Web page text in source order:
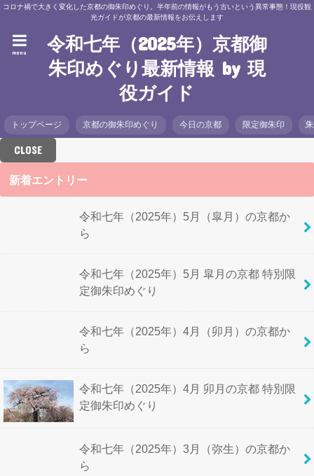
コロナ禍で大きく変化した京都の御朱印めぐり。半年前の情報がもう古いという異常事態！現役観
光ガイドが京都の最新情報をお伝えします
令和七年（2025年）京都御
朱印めぐり最新情報 by 現
役ガイド
menu
トップページ 京都の御朱印めぐり 今日の京都 限定御朱印
CLOSE
新着エントリー
令和七年（2025年）5月（皐月）の京都か
ら
令和七年（2025年）5月 皐月の京都 特別限
定御朱印めぐり
令和七年（2025年）4月（卯月）の京都か
ら
令和七年（2025年）4月 卯月の京都 特別限
定御朱印めぐり
令和七年（2025年）3月（弥生）の京都か
ら